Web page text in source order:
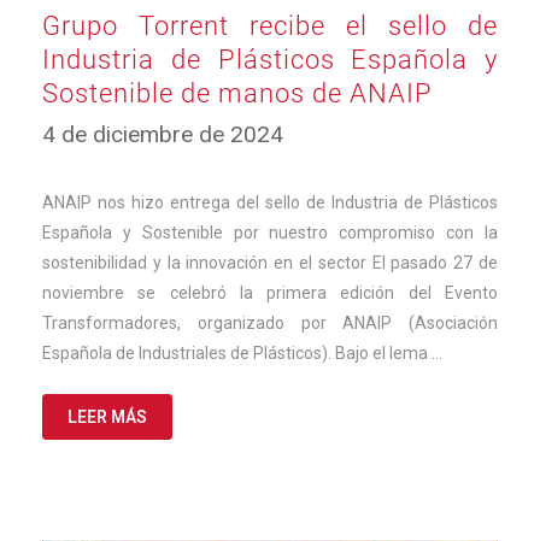
Grupo Torrent recibe el sello de
Industria de Plásticos Española y
Sostenible de manos de ANAIP
4 de diciembre de 2024
de
2024
ANAIP nos hizo entrega del sello de Industria de Plásticos
Española y Sostenible por nuestro compromiso con la
sostenibilidad y la innovación en el sector El pasado 27 de
noviembre se celebró la primera edición del Evento
Transformadores, organizado por ANAIP (Asociación
Española de Industriales de Plásticos). Bajo el lema …
LEER MÁS